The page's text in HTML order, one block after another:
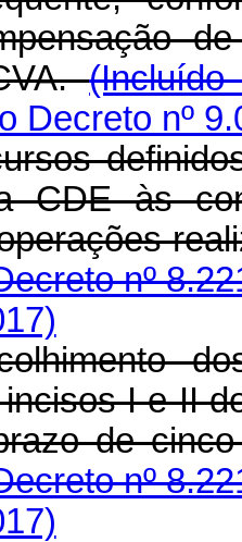
Decreto nº
CDE às
nº
incisos I e II
de
nº